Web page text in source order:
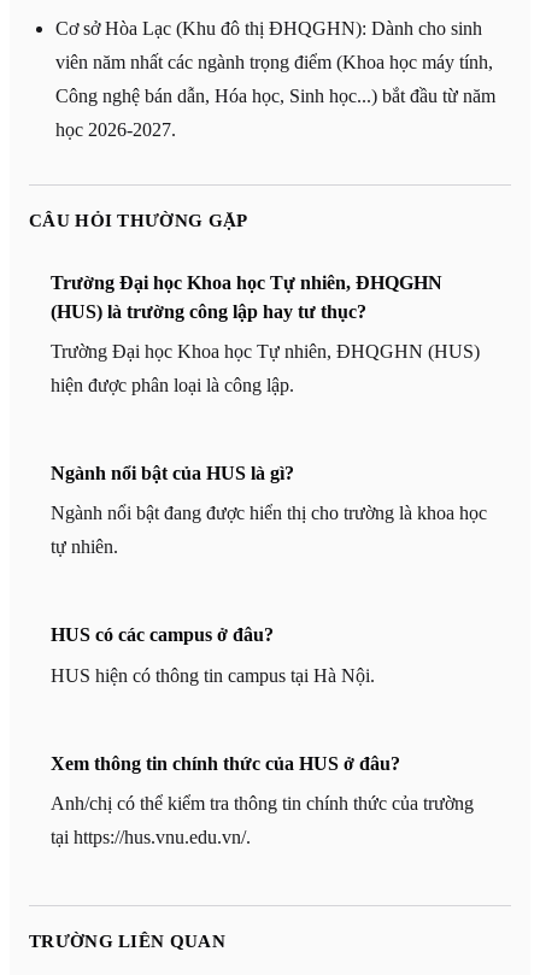
Cơ sở Hòa Lạc (Khu đô thị ĐHQGHN): Dành cho sinh
viên năm nhất các ngành trọng điểm (Khoa học máy tính,
Công nghệ bán dẫn, Hóa học, Sinh học...) bắt đầu từ năm
học 2026-2027.
CÂU HỎI THƯỜNG GẶP
Trường Đại học Khoa học Tự nhiên, ĐHQGHN
(HUS) là trường công lập hay tư thục?
Trường Đại học Khoa học Tự nhiên, ĐHQGHN (HUS)
hiện được phân loại là công lập.
Ngành nổi bật của HUS là gì?
Ngành nổi bật đang được hiển thị cho trường là khoa học
tự nhiên.
HUS có các campus ở đâu?
HUS hiện có thông tin campus tại Hà Nội.
Xem thông tin chính thức của HUS ở đâu?
Anh/chị có thể kiểm tra thông tin chính thức của trường
tại https://hus.vnu.edu.vn/.
TRƯỜNG LIÊN QUAN